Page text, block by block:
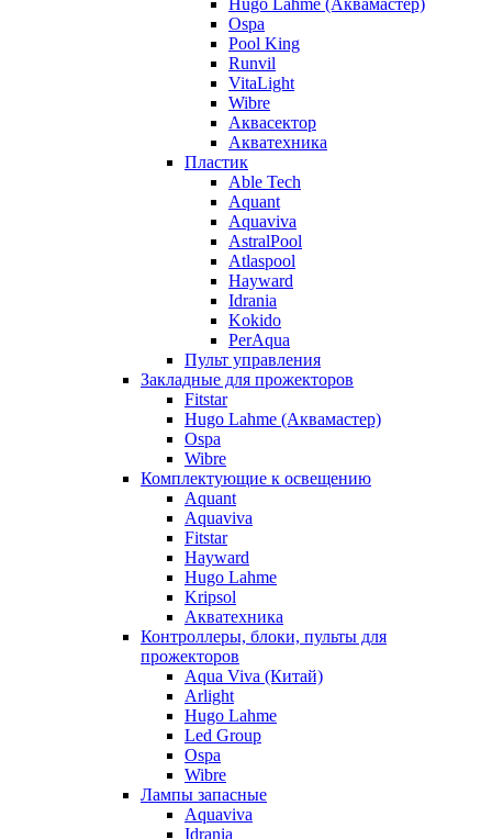
Ospa
Pool King
Runvil
VitaLight
Wibre
Аквасектор
Акватехника
Пластик
Able Tech
Aquant
Aquaviva
AstralPool
Atlaspool
Hayward
Idrania
Kokido
PerAqua
Пульт управления
Закладные для прожекторов
Fitstar
Hugo Lahme (Аквамастер)
Ospa
Wibre
Комплектующие к освещению
Aquant
Aquaviva
Fitstar
Hayward
Hugo Lahme
Kripsol
Акватехника
Контроллеры, блоки, пульты для
прожекторов
Aqua Viva (Китай)
Arlight
Hugo Lahme
Led Group
Ospa
Wibre
Лампы запасные
Aquaviva
Idrania